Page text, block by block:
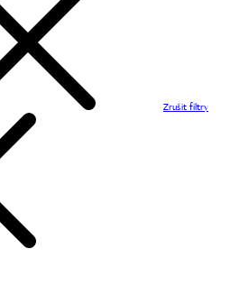
Zrušit filtry